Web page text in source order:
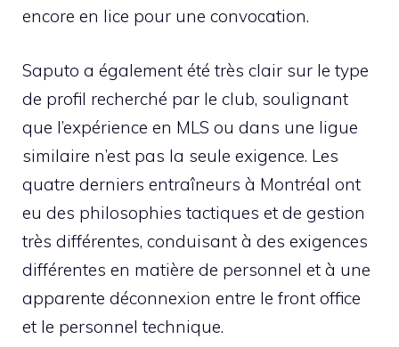
encore en lice pour une convocation.
Saputo a également été très clair sur le type
de profil recherché par le club, soulignant
que l’expérience en MLS ou dans une ligue
similaire n’est pas la seule exigence. Les
quatre derniers entraîneurs à Montréal ont
eu des philosophies tactiques et de gestion
très différentes, conduisant à des exigences
différentes en matière de personnel et à une
apparente déconnexion entre le front office
et le personnel technique.